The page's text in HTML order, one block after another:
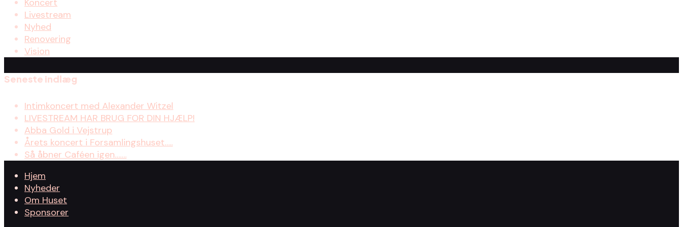
Koncert
Livestream
Nyhed
Renovering
Vision
Seneste indlæg
Intimkoncert med Alexander Witzel
LIVESTREAM HAR BRUG FOR DIN HJÆLP!
Abba Gold i Vejstrup
Årets koncert i Forsamlingshuset…..
Så åbner Caféen igen…….
Hjem
Nyheder
Om Huset
Sponsorer